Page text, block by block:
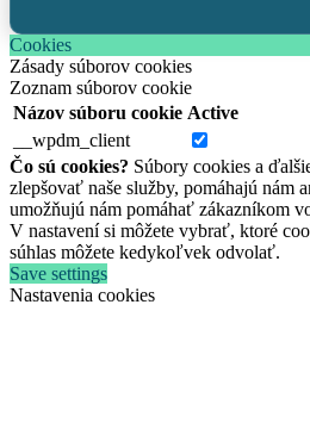
Cookies
Zásady súborov cookies
Zoznam súborov cookie
Názov súboru cookie Active
__wpdm_client
Čo sú cookies? Súbory cookies a
zlepšovať naše služby, pomáhajú nám
umožňujú nám pomáhať zákazníkom
V nastavení si môžete vybrať, ktoré
súhlas môžete kedykoľvek odvolať.
Save settings
Nastavenia cookies